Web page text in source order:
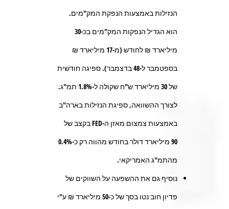
הנזילות באמצעות הנפקת המק"מים.
הוא הגדיל הנפקות המק"מים בכ-30
מיליארד ₪ לחודש (מ-17 מיליארד ₪
בספטמבר ל-48 בדצמבר). ספיגה חודשית
של 30 מיליארד ש"ח שקולה ל-1.8% תמ"ג.
לצורך ההשוואה, ספיגת הנזילות בארה"ב
באמצעות צמצום מאזן ה-FED בקצב של
90 מיליארד דולר בחודש מהווה רק כ-0.4%
מהתמ"ג האמריקאי.
נוסיף גם את ההשפעה על השווקים של
פדיון חוב נטו בסך של כ-50 מיליארד ₪ ע"י